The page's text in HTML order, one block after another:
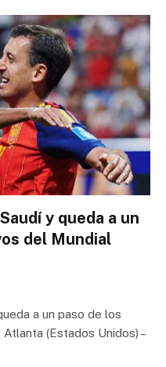
y queda a un
del Mundial
a un paso de los
(Estados Unidos) –